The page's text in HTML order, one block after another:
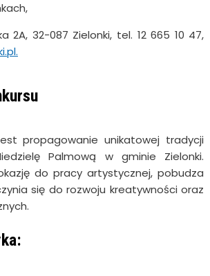
2A, 32-087 Zielonki, tel. 12 665 10 47,
propagowanie unikatowej tradycji
Palmową w gminie Zielonki.
do pracy artystycznej, pobudza
się do rozwoju kreatywności oraz